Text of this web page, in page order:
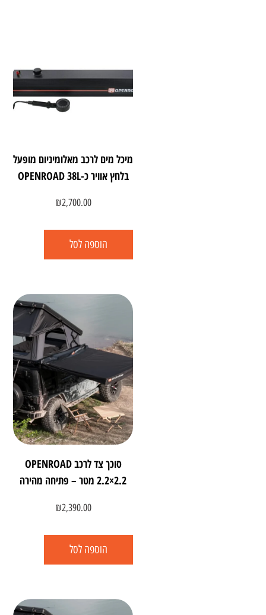
מיכל מים לרכב מאלומיניום מופעל
בלחץ אוויר כ-OPENROAD 38L‎
₪2,700.00
הוספה לסל
סוכך צד לרכב OPENROAD
‎2.2×2.2‎ מטר – פתיחה מהירה
₪2,390.00
הוספה לסל